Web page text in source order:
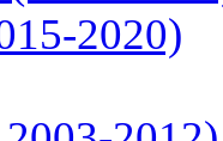
2020)